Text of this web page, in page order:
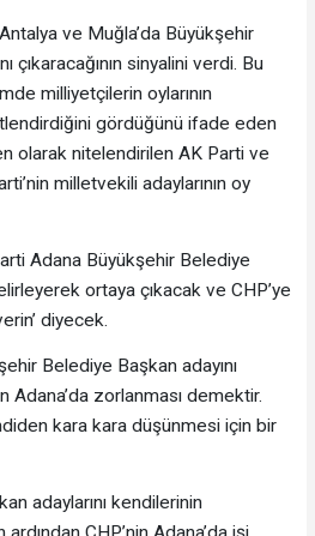
ve Muğla’da Büyükşehir
çıkaracağının sinyalini verdi. Bu
milliyetçilerin oylarının
gördüğünü ifade eden
olarak nitelendirilen AK Parti ve
milletvekili adaylarının oy
Adana Büyükşehir Belediye
ortaya çıkacak ve CHP’ye
diyecek.
Belediye Başkan adayını
Adana’da zorlanması demektir.
kara kara düşünmesi için bir
adaylarını kendilerinin